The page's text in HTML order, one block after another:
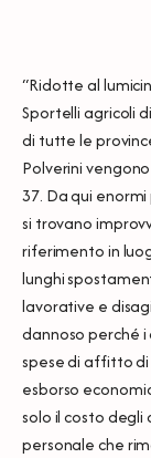
“Ridotte al
Sportelli agricoli
di tutte le
Polverini
37. Da qui
si trovano
riferimento in
lunghi
lavorative e
dannoso perché
spese di affitto di
esborso
solo il costo
personale che